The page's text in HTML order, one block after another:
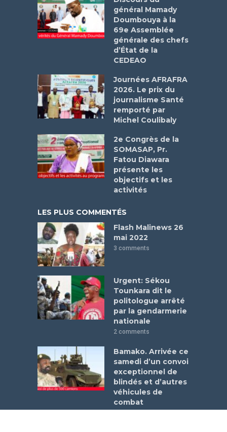
général Mamady
Doumbouya à la
69e Assemblée
générale des chefs
d’État de la
CEDEAO
Journées AFRAFRA
2026. Le prix du
journalisme Santé
remporté par
Michel Coulibaly
2e Congrès de la
SOMASAP, Pr.
Fatou Diawara
présente les
objectifs et les
activités
LES PLUS COMMENTÉS
Flash Malinews 26
mai 2022
3 comments
Urgent: Sékou
Tounkara dit le
politologue arrêté
par la gendarmerie
nationale
2 comments
Bamako. Arrivée ce
samedi d’un convoi
exceptionnel de
blindés et d’autres
véhicules de
combat